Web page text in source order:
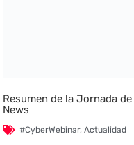
Resumen de la Jornada
News
#CyberWebinar,Actualidad